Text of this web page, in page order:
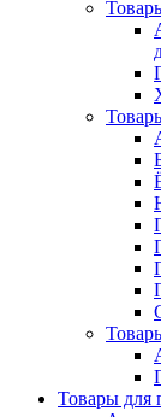
Товары для